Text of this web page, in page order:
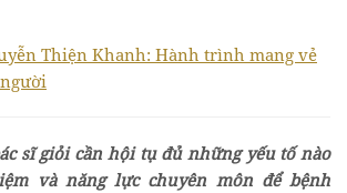
Thiện Khanh: Hành trình mang vẻ
sĩ giỏi cần hội tụ đủ những yếu tố nào
và năng lực chuyên môn để bệnh